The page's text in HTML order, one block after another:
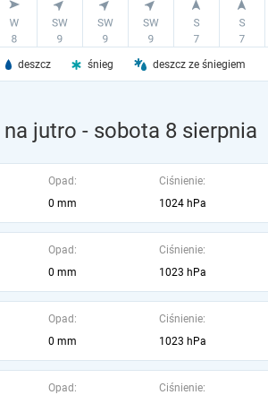
deszcz śnieg deszcz ze śniegiem
jutro - sobota 8 sierpnia
Opad:
0 mm
Ciśnienie:
1024 hPa
Opad:
0 mm
Ciśnienie:
1023 hPa
Opad:
0 mm
Ciśnienie:
1023 hPa
Opad:
Ciśnienie: